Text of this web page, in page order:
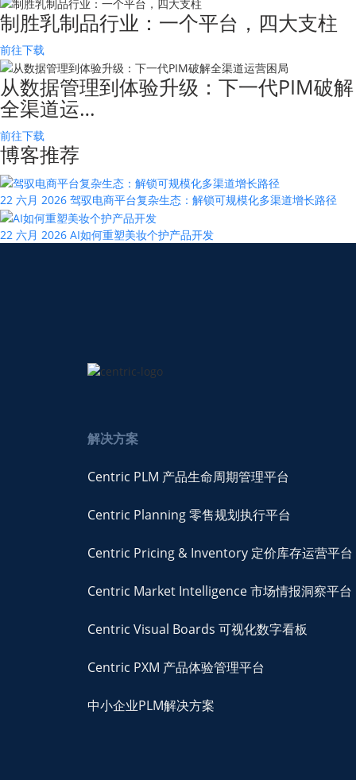
制胜乳制品行业：一个平台，四大支柱
前往下载
从数据管理到体验升级：下一代PIM破解
全渠道运…
前往下载
博客推荐
22 六月 2026 驾驭电商平台复杂生态：解锁可规模化多渠道增长路径
22 六月 2026 AI如何重塑美妆个护产品开发
解决方案
Centric PLM 产品生命周期管理平台
Centric Planning 零售规划执行平台
Centric Pricing & Inventory 定价库存运营平台
Centric Market Intelligence 市场情报洞察平台
Centric Visual Boards 可视化数字看板
Centric PXM 产品体验管理平台
中小企业PLM解决方案